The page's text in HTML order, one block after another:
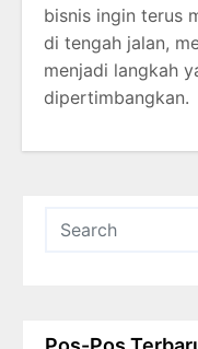
bisnis ingin terus
di tengah jalan,
menjadi langkah
dipertimbangkan.